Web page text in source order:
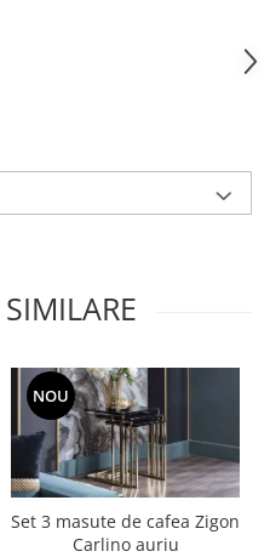
NOU
Set 3 masute de cafea Zigon
Carlino auriu